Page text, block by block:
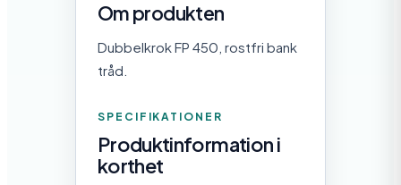
Om produkten
Dubbelkrok FP 450, rostfri bank
tråd.
SPECIFIKATIONER
Produktinformation i
korthet